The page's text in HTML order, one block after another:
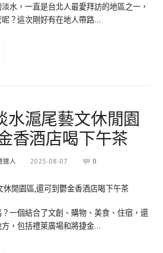
水，一直是台北人最愛拜訪的地區之一，
？這次剛好有在地人帶路…
水滬尾藝文休閒園
香酒店喝下午茶
達人 2025-08-07 0
一個結合了文創、購物、美食、住宿，還
，包括禮萊廣場和將捷金…